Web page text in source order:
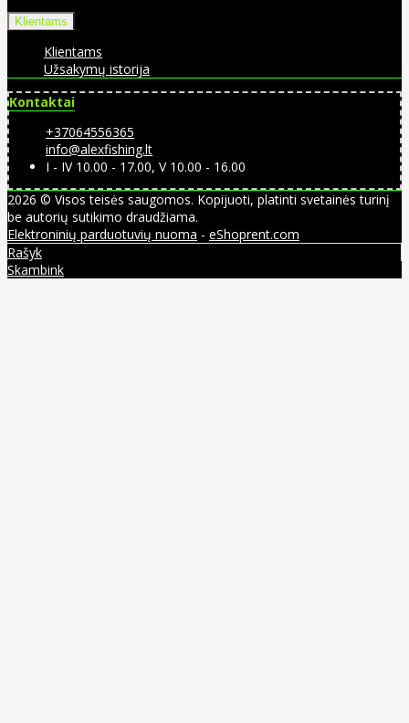
Klientams
Klientams
Užsakymų istorija
Kontaktai
+37064556365
info@alexfishing.lt
I - IV 10.00 - 17.00, V 10.00 - 16.00
2026 © Visos teisės saugomos. Kopijuoti, platinti svetainės turinį
be autorių sutikimo draudžiama.
Elektroninių parduotuvių nuoma - eShoprent.com
Rašyk
Skambink